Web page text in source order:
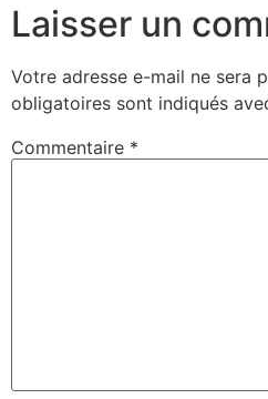
Laisser un
Votre adresse e-mail ne sera
obligatoires sont indiqués
Commentaire *